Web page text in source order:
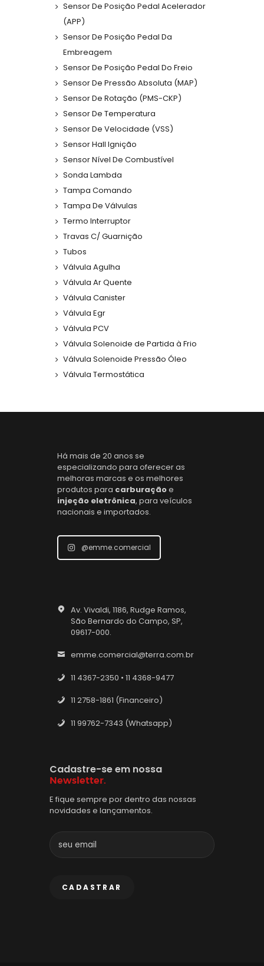
Sensor De Posição Pedal Acelerador
(APP)
Sensor De Posição Pedal Da
Embreagem
Sensor De Posição Pedal Do Freio
Sensor De Pressão Absoluta (MAP)
Sensor De Rotação (PMS-CKP)
Sensor De Temperatura
Sensor De Velocidade (VSS)
Sensor Hall Ignição
Sensor Nível De Combustível
Sonda Lambda
Tampa Comando
Tampa De Válvulas
Termo Interruptor
Travas C/ Guarnição
Tubos
Válvula Agulha
Válvula Ar Quente
Válvula Canister
Válvula Egr
Válvula PCV
Válvula Solenoide de Partida à Frio
Válvula Solenoide Pressão Óleo
Válvula Termostática
Há mais de 20 anos se
especializando para oferecer as
melhoras marcas e os melhores
produtos para carburaçãoe
injeção eletrônica, para veículos
nacionais e importados.
@emme.comercial
Av. Vivaldi, 1186, Rudge Ramos,
São Bernardo do Campo, SP,
09617-000.
emme.comercial@terra.com.br
11 4367-2350 • 11 4368-9477
11 2758-1861 (Financeiro)
11 99762-7343 (Whatsapp)
Cadastre-se em nossa
Newsletter.
E fique sempre por dentro das nossas
novidades e lançamentos.